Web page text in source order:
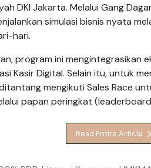
DKI Jakarta. Melalui Gang
simulasi bisnis nyata
hari.
program ini mengintegrasikan
Kasir Digital. Selain itu, untuk
mengikuti Sales Race
papan peringkat
Read Entire Article